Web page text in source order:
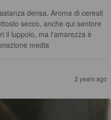
densa. Aroma di cereali
secco, anche qui sentore
il luppolo, ma l'amarezza è
media
2 years ago